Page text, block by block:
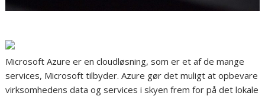
Microsoft Azure er en cloudløsning, som er et af de mange
services, Microsoft tilbyder. Azure gør det muligt at opbevare
virksomhedens data og services i skyen frem for på det lokale